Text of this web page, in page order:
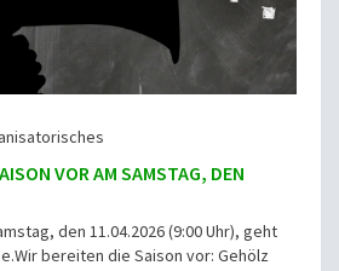
VOR AM SAMSTAG, DEN
den 11.04.2026 (9:00 Uhr), geht
bereiten die Saison vor: Gehölz